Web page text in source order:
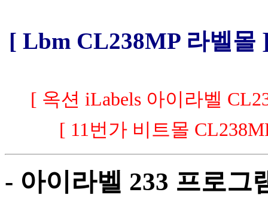
[ Lbm CL238MP 라벨몰
[ 옥션 iLabels 아이라벨
[ 11번가 비트몰
- 아이라벨 233 프로그